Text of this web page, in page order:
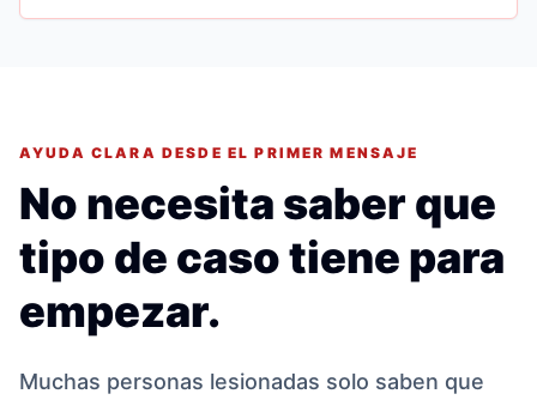
AYUDA CLARA DESDE EL PRIMER MENSAJE
No necesita saber que
tipo de caso tiene para
empezar.
Muchas personas lesionadas solo saben que